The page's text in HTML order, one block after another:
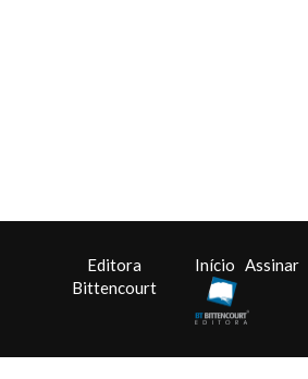
Editora
Bittencourt
Início Assinar